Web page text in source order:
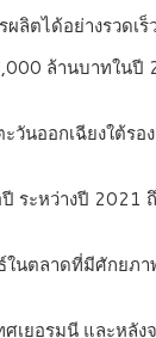
ตได้อย่างรวดเร็
ล้านบาทในปี
นออกเฉียงใต้ร
ระหว่างปี
นตลาดที่มีศักยภ
ศเยอรมนี และหลั